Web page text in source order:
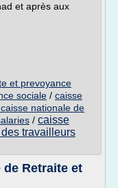
et après aux
et prevoyance
sociale / caisse
nationale de
/ caisse
travailleurs
Retraite et